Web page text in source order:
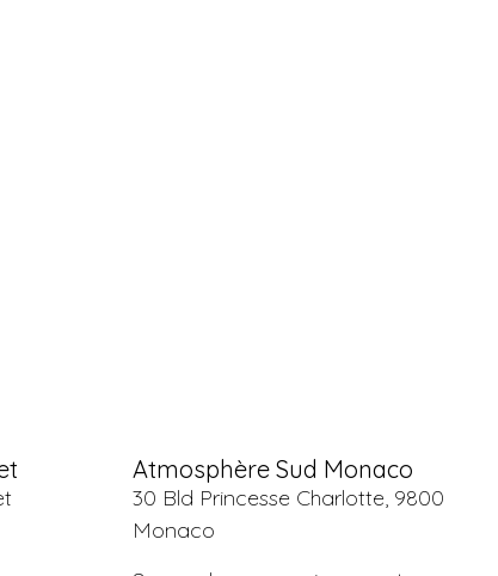
Atmosphère Sud Monaco
30 Bld Princesse Charlotte, 9800
Monaco